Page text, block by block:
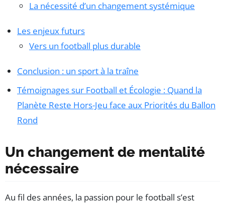
La nécessité d’un changement systémique
Les enjeux futurs
Vers un football plus durable
Conclusion : un sport à la traîne
Témoignages sur Football et Écologie : Quand la
Planète Reste Hors-Jeu face aux Priorités du Ballon
Rond
Un changement de mentalité
nécessaire
Au fil des années, la passion pour le football s’est